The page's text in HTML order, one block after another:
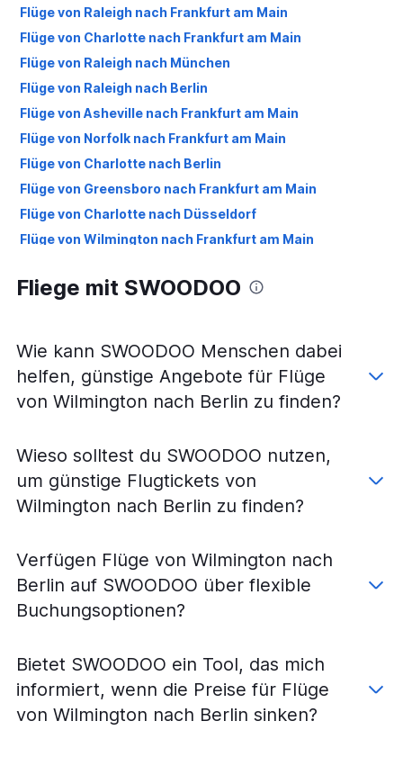
Flüge von Raleigh nach Frankfurt am Main
Flüge von Charlotte nach Frankfurt am Main
Flüge von Raleigh nach München
Flüge von Raleigh nach Berlin
Flüge von Asheville nach Frankfurt am Main
Flüge von Norfolk nach Frankfurt am Main
Flüge von Charlotte nach Berlin
Flüge von Greensboro nach Frankfurt am Main
Flüge von Charlotte nach Düsseldorf
Flüge von Wilmington nach Frankfurt am Main
Flüge von Norfolk nach München
Flüge von Fayetteville nach Frankfurt am Main
Flüge von Raleigh nach Hamburg
Flüge von Charlotte nach Hannover
Flüge von Raleigh nach Nürnberg
Flüge von Charlotte nach Köln
Flüge von Knoxville nach München
Flüge von Charlotte nach Hamburg
Flüge von Knoxville nach Düsseldorf
Flüge von Wilmington nach München
Flüge von Norfolk nach Hamburg
Flüge von Greensboro nach Düsseldorf
Fliege mit SWOODOO
Wie kann SWOODOO Menschen dabei
helfen, günstige Angebote für Flüge
von Wilmington nach Berlin zu finden?
Wieso solltest du SWOODOO nutzen,
um günstige Flugtickets von
Wilmington nach Berlin zu finden?
Verfügen Flüge von Wilmington nach
Berlin auf SWOODOO über flexible
Buchungsoptionen?
Bietet SWOODOO ein Tool, das mich
informiert, wenn die Preise für Flüge
von Wilmington nach Berlin sinken?